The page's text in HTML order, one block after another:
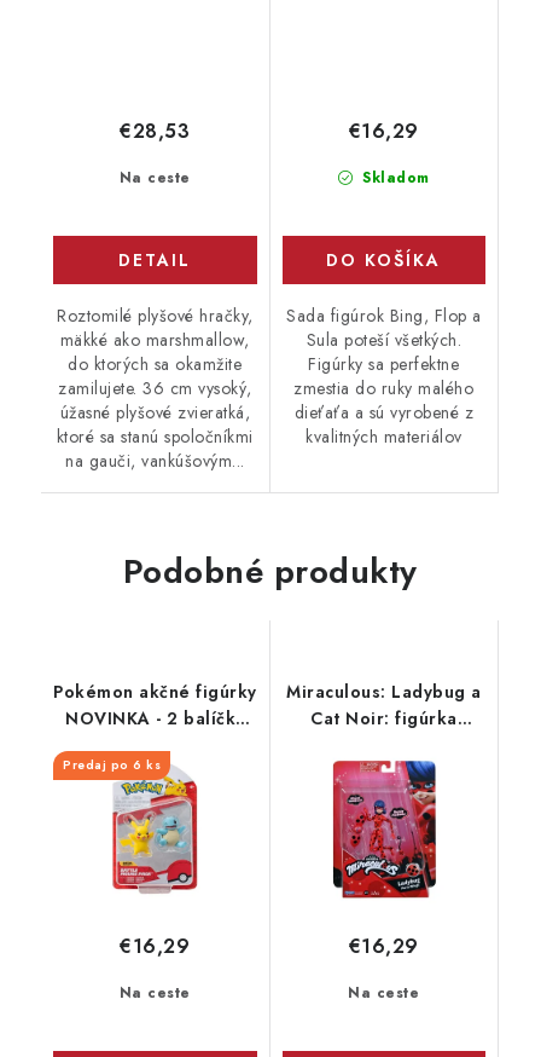
Na ceste
€28,53
DETAIL
Roztomilé plyšové hračky,
mäkké ako marshmallow,
do ktorých sa okamžite
zamilujete. 36 cm vysoký,
úžasné plyšové zvieratká,
ktoré sa stanú spoločníkmi
na gauči, vankúšovým...
Skladom
€16,29
DO KOŠÍKA
Sada figúrok Bing, Flop a
Sula poteší všetkých.
Figúrky sa perfektne
zmestia do ruky malého
dieťaťa a sú vyrobené z
kvalitných materiálov
Podobné produkty
Pokémon akčné figúrky
NOVINKA - 2 balíčky
(Charmander &
Pikachu, Squirtle &
Pikachu, Bulbusaur &
Pikachu)
Predaj po 6 ks
Na ceste
€16,29
Miraculous: Ladybug a
Cat Noir: figúrka
Na ceste
€16,29